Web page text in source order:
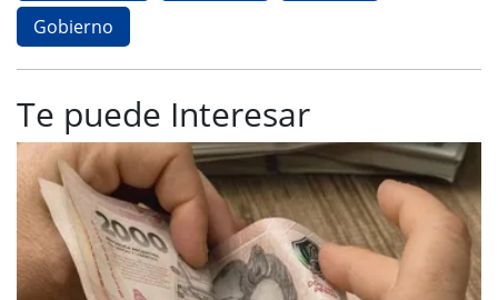
Gobierno
Te puede Interesar